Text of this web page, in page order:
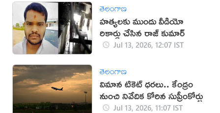
తెలంగాణ
హత్యలకు ముందు వీడియో
రికార్డు చేసిన రాజ్ కుమార్
Jul 13, 2026, 12:07 IST
తెలంగాణ
విమాన టికెట్‌ ధరలు.. కేంద్రం
నుంచి నివేదిక కోరిన సుప్రీంకోర్టు
Jul 13, 2026, 11:07 IST